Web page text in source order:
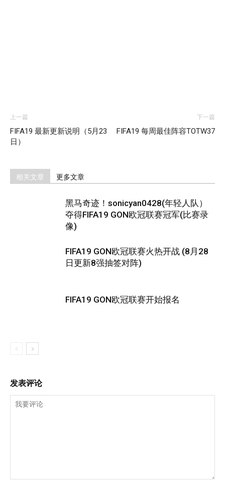
上一篇
FIFA19 最新更新说明（5月23
日）
下一篇
FIFA19 每周最佳阵容TOTW37
相关文章 更多文章
黑马奇迹！sonicyan0428(年轻人队）
夺得FIFA19 GON欧冠联赛冠军(比赛录
像)
FIFA19 GON欧冠联赛火热开战 (8月28
日更新8强抽签对阵)
FIFA19 GON欧冠联赛开始报名
发表评论